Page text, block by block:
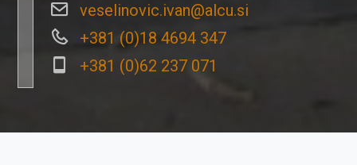
veselinovic.ivan@alcu.si
+381 (0)18 4694 347
+381 (0)62 237 071